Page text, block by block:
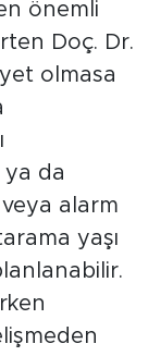
önemli
Doç. Dr.
olmasa
ya da
alarm
yaşı